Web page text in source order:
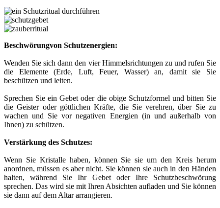
Beschwörungvon Schutzenergien:
Wenden Sie sich dann den vier Himmelsrichtungen zu und rufen Sie
die Elemente (Erde, Luft, Feuer, Wasser) an, damit sie Sie
beschützen und leiten.
Sprechen Sie ein Gebet oder die obige Schutzformel und bitten Sie
die Geister oder göttlichen Kräfte, die Sie verehren, über Sie zu
wachen und Sie vor negativen Energien (in und außerhalb von
Ihnen) zu schützen.
Verstärkung des Schutzes:
Wenn Sie Kristalle haben, können Sie sie um den Kreis herum
anordnen, müssen es aber nicht. Sie können sie auch in den Händen
halten, während Sie Ihr Gebet oder Ihre Schutzbeschwörung
sprechen. Das wird sie mit Ihren Absichten aufladen und Sie können
sie dann auf dem Altar arrangieren.